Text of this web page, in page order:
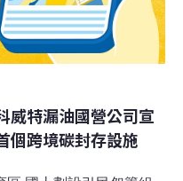
威特漏油國營公司宣
個跨境碳封存設施